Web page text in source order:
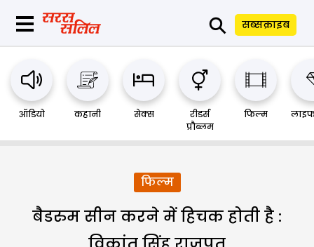
⚲ सब्सक्राइब
ऑडियो कहानी सेक्स
रीडर्स
प्रौब्लम
फिल्म
फिल्म
बैडरुम सीन करने में हिचक होती है :